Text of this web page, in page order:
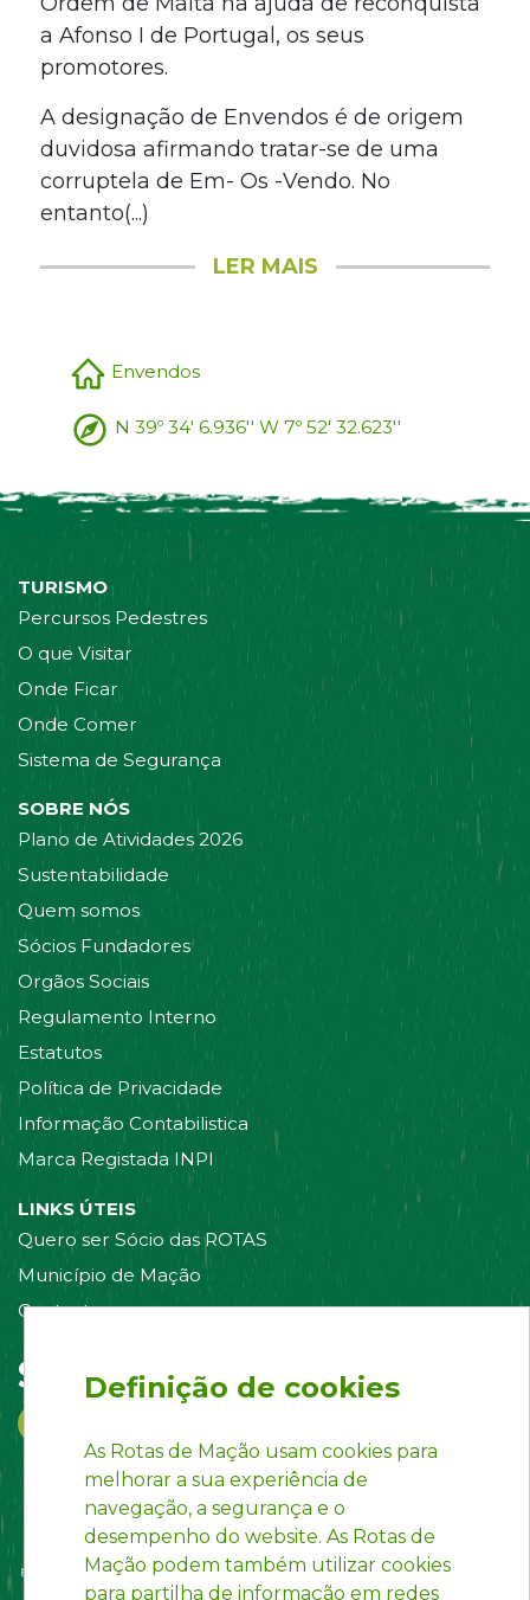
a Afonso I de Portugal, os seus
promotores.
A designação de Envendos é de origem
duvidosa afirmando tratar-se de uma
corruptela de Em- Os -Vendo. No
entanto(...)
LER MAIS
Envendos
N 39º 34' 6.936'' W 7º 52' 32.623''
TURISMO
Percursos Pedestres
O que Visitar
Onde Ficar
Onde Comer
Sistema de Segurança
SOBRE NÓS
Plano de Atividades 2026
Sustentabilidade
Quem somos
Sócios Fundadores
Orgãos Sociais
Regulamento Interno
Estatutos
Política de Privacidade
Informação Contabilistica
Marca Registada INPI
LINKS ÚTEIS
Quero ser Sócio das ROTAS
Município de Mação
Contacte-nos
Siga-nos em:
Definição de cookies
As Rotas de Mação usam cookies para
melhorar a sua experiência de
navegação, a segurança e o
desempenho do website. As Rotas de
Mação podem também utilizar cookies
para partilha de informação em redes